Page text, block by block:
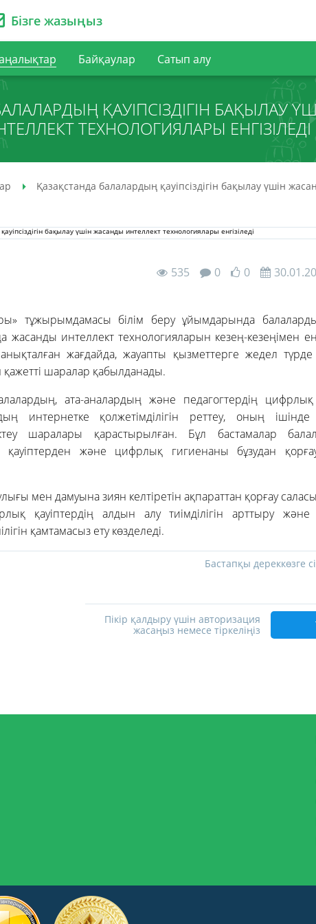
Бізге жазыңыз
Байқаулар Сатып алу
ҚАУІПСІЗДІГІН БАҚЫЛАУ
ТЕХНОЛОГИЯЛАРЫ ЕНГІЗІЛЕДІ
Қазақстанда балалардың қауіпсіздігін бақылау үшін
535 0 0
тұжырымдамасы білім беру ұйымдарында балалардың
жасанды интеллект технологияларын кезең-кезеңімен
жағдайда, жауапты қызметтерге жедел түрде
қажетті шаралар қабылданады.
ата-аналардың және педагогтердің цифрлық
интернетке қолжетімділігін реттеу, оның ішінде
шаралары қарастырылған. Бұл бастамалар
қауіптерден және цифрлық гигиенаны бұзудан
мен дамуына зиян келтіретін ақпараттан қорғау
қауіптердің алдын алу тиімділігін арттыру және
қамтамасыз ету көзделеді.
Бастапқы дереккөзге
Пікір қалдыру үшін авторизация
жасаңыз немесе тіркеліңіз